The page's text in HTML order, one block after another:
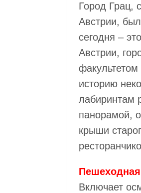
Город Грац,
Австрии,
сегодня –
Австрии,
историю
лабиринтам
панорамой,
крыши
Пешеходная
Включает